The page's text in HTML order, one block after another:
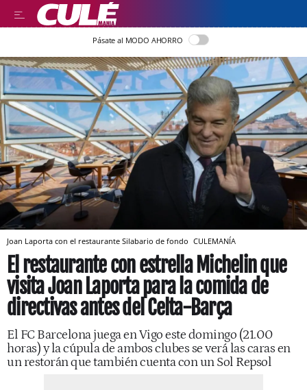
Pásate al MODO AHORRO
Joan Laporta con el restaurante Silabario de fondo CULEMANÍA
El restaurante con estrella Michelin que
visita Joan Laporta para la comida de
directivas antes del Celta-Barça
El FC Barcelona juega en Vigo este domingo (21.00
horas) y la cúpula de ambos clubes se verá las caras en
un restorán que también cuenta con un Sol Repsol